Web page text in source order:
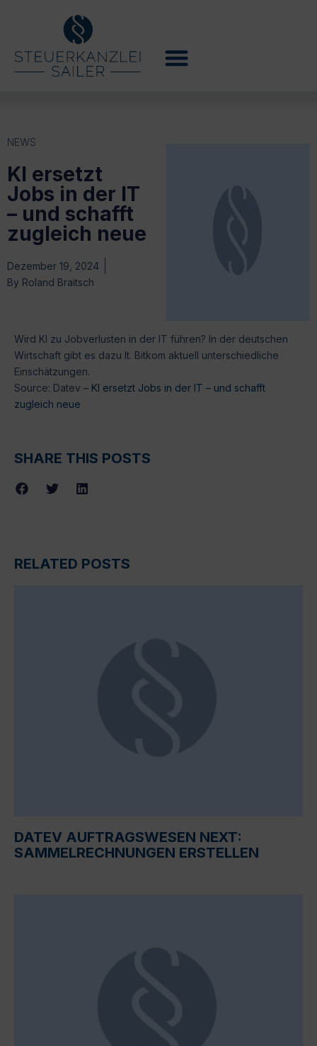
NEWS
KI ersetzt
Jobs in der IT
– und schafft
zugleich neue
Dezember 19, 2024
By Roland Braitsch
Wird KI zu Jobverlusten in der IT führen? In der deutschen
Wirtschaft gibt es dazu lt. Bitkom aktuell unterschiedliche
Einschätzungen.
Source: Datev – KI ersetzt Jobs in der IT – und schafft
zugleich neue
SHARE THIS POSTS
RELATED POSTS
DATEV AUFTRAGSWESEN NEXT:
SAMMELRECHNUNGEN ERSTELLEN